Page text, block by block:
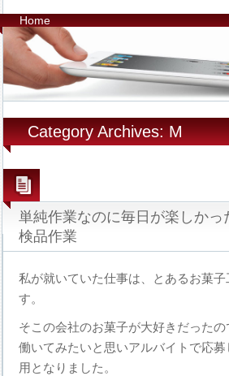
Home
Category Archives: M
単純作業なのに毎日が楽しかっ
検品作業
私が就いていた仕事は、とあるお菓
す。
そこの会社のお菓子が大好きだった
働いてみたいと思いアルバイトで応
用となりました。